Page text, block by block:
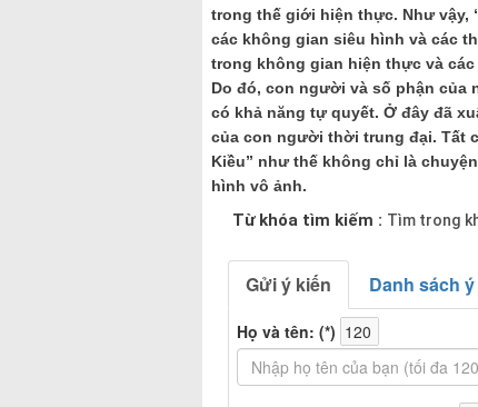
trong thế giới hiện thực. Như vậy,
các không gian siêu hình và các
trong không gian hiện thực và
Do đó, con người và số phận của
có khả năng tự quyết. Ở đây đã
của con người thời trung đại. Tất
Kiều” như thế không chỉ là
hình vô ảnh.
Từ khóa tìm kiếm : Tìm trong